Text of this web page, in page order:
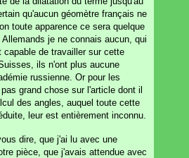
qu'aucun géomètre français ne
toute apparence ce sera quelque
je ne connais aucun, qui
capable de travailler sur cette
ils n'ont plus aucune
russienne. Or pour les
grand chose sur l'article dont il
des angles, auquel toute cette
leur est entièrement inconnu.
dire, que j'ai lu avec une
pièce, que j'avais attendue avec